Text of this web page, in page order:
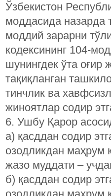
Ўзбекистон
моддасида назарда
моддий зарарни
кодексининг ­104-
шунингдек ўта оғир
тақиқланган
тинчлик ва
жиноятлар содир
6. Ушбу Қарор
а) қасддан содир
озодликдан маҳрум
жазо муддати –
б) қасддан содир